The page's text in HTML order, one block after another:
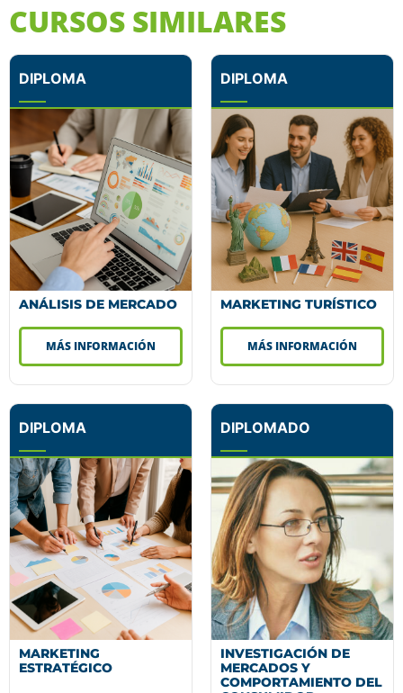
CURSOS SIMILARES
DIPLOMA
ANÁLISIS DE MERCADO
MÁS INFORMACIÓN
DIPLOMA
MARKETING TURÍSTICO
MÁS INFORMACIÓN
DIPLOMA
MARKETING
ESTRATÉGICO
DIPLOMADO
INVESTIGACIÓN DE
MERCADOS Y
COMPORTAMIENTO DEL